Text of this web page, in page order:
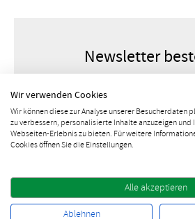
Newsletter
Wir verwenden Cookies
Wir können diese zur Analyse unserer Besucherdaten
zu verbessern, personalisierte Inhalte anzuzeigen und
Webseiten-Erlebnis zu bieten. Für weitere
Cookies öffnen Sie die Einstellungen.
Alle akzeptieren
Ablehnen